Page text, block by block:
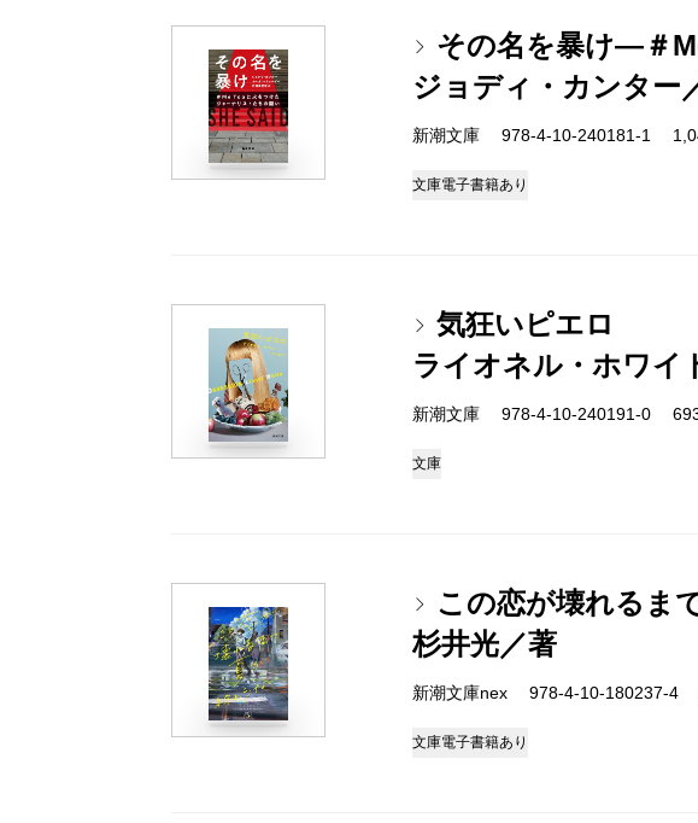
その名を暴け―＃
ジョディ・カンター
新潮文庫 978-4-10-240181-1
文庫電子書籍あり
気狂いピエロ
ライオネル・ホワイ
新潮文庫 978-4-10-240191-0
文庫
この恋が壊れるま
杉井光／著
新潮文庫nex 978-4-10-180237-
文庫電子書籍あり